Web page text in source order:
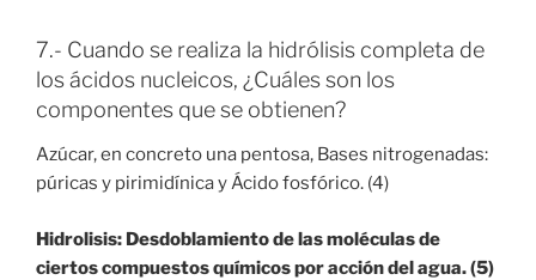
7.- Cuando se realiza la hidrólisis completa de
los ácidos nucleicos, ¿Cuáles son los
componentes que se obtienen?
Azúcar, en concreto una pentosa, Bases nitrogenadas:
púricas y pirimidínica y Ácido fosfórico. (4)
Hidrolisis: Desdoblamiento de las moléculas de
ciertos compuestos químicos por acción del agua. (5)